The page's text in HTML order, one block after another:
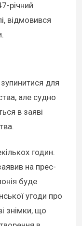
річний
відмовився
для
але судно
в заяві
годин.
на прес-
буде
угоди про
знімки, що